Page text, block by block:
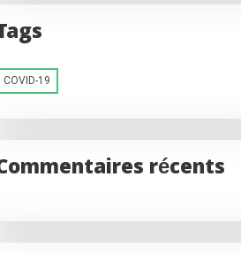
COVID-19
récents